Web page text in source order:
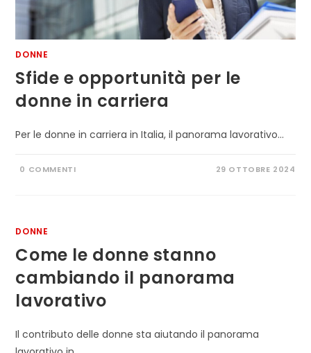
DONNE
Sfide e opportunità per le
donne in carriera
Per le donne in carriera in Italia, il panorama lavorativo…
0 COMMENTI 29 OTTOBRE 2024
DONNE
Come le donne stanno
cambiando il panorama
lavorativo
Il contributo delle donne sta aiutando il panorama